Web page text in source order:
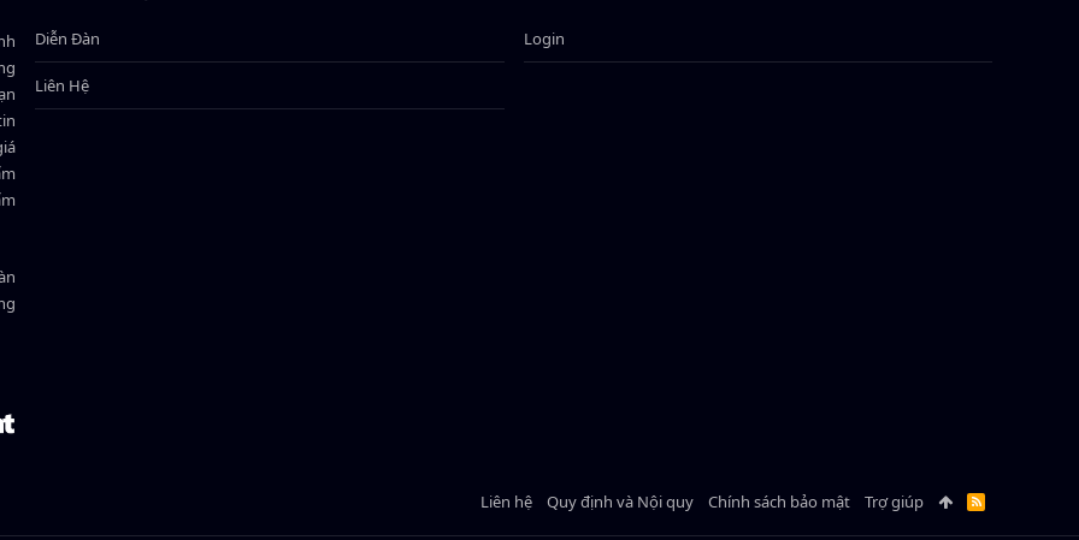
Diễn Đàn
Liên Hệ
Login
Liên hệ Quy định và Nội quy Chính sách bảo mật Trợ giúp
R
S